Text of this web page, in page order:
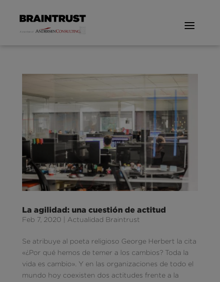
La agilidad: una cuestión de actitud
Feb 7, 2020 Actualidad Braintrust
Se atribuye al poeta religioso George Herbert la cita
«¿Por qué hemos de temer a los cambios? Toda la
vida es cambio». Y en las organizaciones de todo el
mundo hoy coexisten dos actitudes frente a la